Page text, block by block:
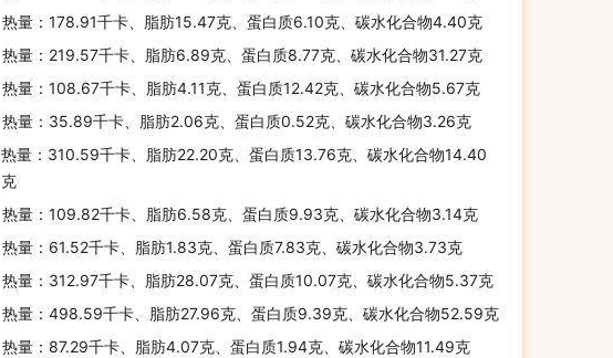
热量：178.91千卡、脂肪15.47克、蛋白质6.10克、碳水化合物4.40克
热量：219.57千卡、脂肪6.89克、蛋白质8.77克、碳水化合物31.27克
热量：108.67千卡、脂肪4.11克、蛋白质12.42克、碳水化合物5.67克
热量：35.89千卡、脂肪2.06克、蛋白质0.52克、碳水化合物3.26克
热量：310.59千卡、脂肪22.20克、蛋白质13.76克、碳水化合物14.40
克
热量：109.82千卡、脂肪6.58克、蛋白质9.93克、碳水化合物3.14克
热量：61.52千卡、脂肪1.83克、蛋白质7.83克、碳水化合物3.73克
热量：312.97千卡、脂肪28.07克、蛋白质10.07克、碳水化合物5.37克
热量：498.59千卡、脂肪27.96克、蛋白质9.39克、碳水化合物52.59克
热量：87.29千卡、脂肪4.07克、蛋白质1.94克、碳水化合物11.49克